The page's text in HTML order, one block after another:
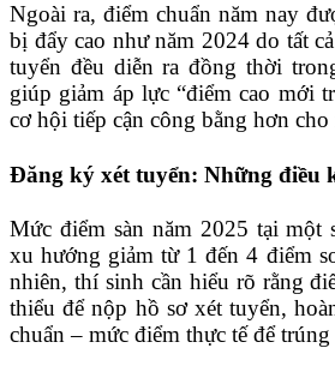
Ngoài ra, điểm chuẩn năm nay
bị đẩy cao như năm 2024 do tất
tuyển đều diễn ra đồng thời
giúp giảm áp lực “điểm cao mới
cơ hội tiếp cận công bằng hơn
Đăng ký xét tuyển: Những điều
Mức điểm sàn năm 2025 tại một
xu hướng giảm từ 1 đến 4 điểm
nhiên, thí sinh cần hiểu rõ rằng
thiểu để nộp hồ sơ xét tuyển,
chuẩn – mức điểm thực tế để